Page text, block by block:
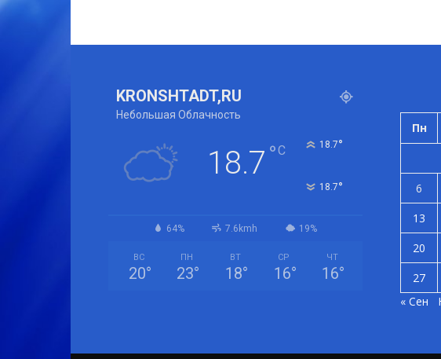
KRONSHTADT,RU
Небольшая Облачность
18.7 °C 18.7°
18.7°
64% 7.6kmh 19%
ВС
20°
ПН
23°
ВТ
18°
СР
16°
ЧТ
16°
Пн
6
13
20
27
« Сен